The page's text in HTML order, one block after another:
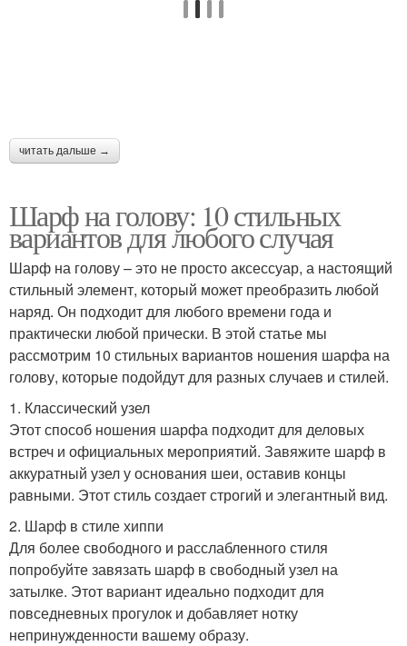
читать дальше →
Шарф на голову: 10 стильных
вариантов для любого случая
Шарф на голову – это не просто аксессуар, а настоящий
стильный элемент, который может преобразить любой
наряд. Он подходит для любого времени года и
практически любой прически. В этой статье мы
рассмотрим 10 стильных вариантов ношения шарфа на
голову, которые подойдут для разных случаев и стилей.
1. Классический узел
Этот способ ношения шарфа подходит для деловых
встреч и официальных мероприятий. Завяжите шарф в
аккуратный узел у основания шеи, оставив концы
равными. Этот стиль создает строгий и элегантный вид.
2. Шарф в стиле хиппи
Для более свободного и расслабленного стиля
попробуйте завязать шарф в свободный узел на
затылке. Этот вариант идеально подходит для
повседневных прогулок и добавляет нотку
непринужденности вашему образу.